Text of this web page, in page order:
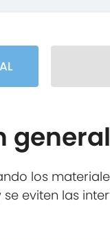
general
los
eviten las